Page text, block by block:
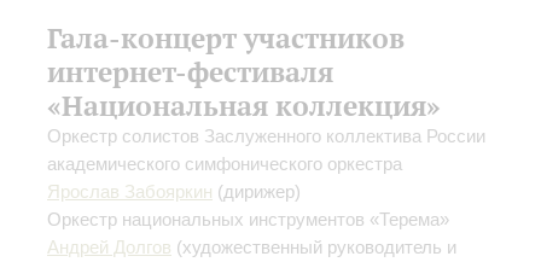
Гала-концерт участников
интернет-фестиваля
«Национальная коллекция»
Оркестр солистов Заслуженного коллектива России
академического симфонического оркестра
Ярослав Забояркин (дирижер)
Оркестр национальных инструментов «Терема»
Андрей Долгов (художественный руководитель и